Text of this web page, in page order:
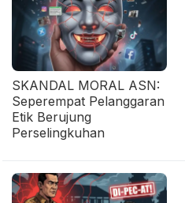
SKANDAL MORAL ASN:
Seperempat Pelanggaran
Etik Berujung
Perselingkuhan